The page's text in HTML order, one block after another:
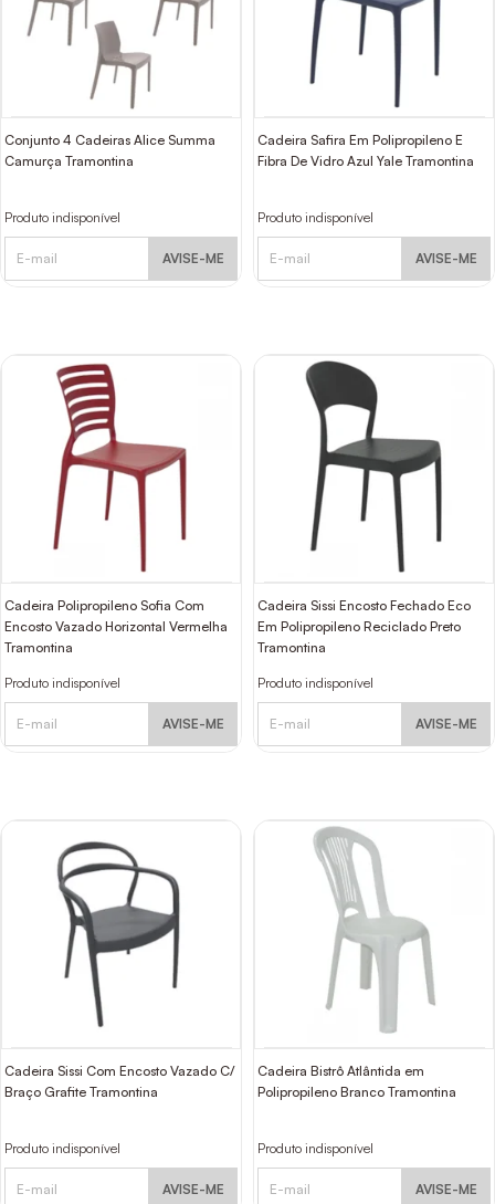
Conjunto 4 Cadeiras Alice Summa
Camurça Tramontina
Produto indisponível
AVISE-ME
Cadeira Safira Em Polipropileno E
Fibra De Vidro Azul Yale Tramontina
Produto indisponível
AVISE-ME
Cadeira Polipropileno Sofia Com
Encosto Vazado Horizontal Vermelha
Tramontina
Produto indisponível
AVISE-ME
Cadeira Sissi Encosto Fechado Eco
Em Polipropileno Reciclado Preto
Tramontina
Produto indisponível
AVISE-ME
Cadeira Sissi Com Encosto Vazado C/
Braço Grafite Tramontina
Produto indisponível
AVISE-ME
Cadeira Bistrô Atlântida em
Polipropileno Branco Tramontina
Produto indisponível
AVISE-ME